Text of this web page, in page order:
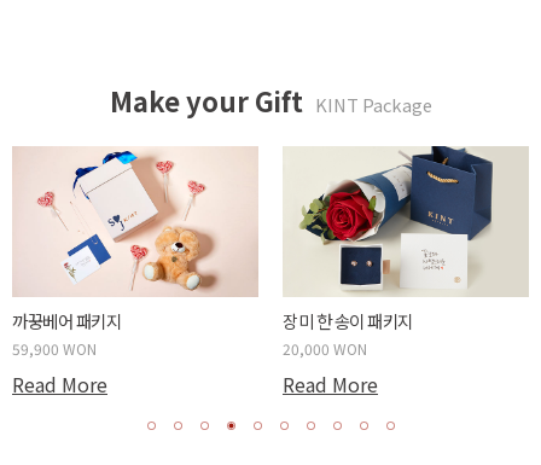
Make your Gift KINT Package
까꿍베어 패키지
59,900 WON
Read More
장미 한 송이 패키지
20,000 WON
Read More